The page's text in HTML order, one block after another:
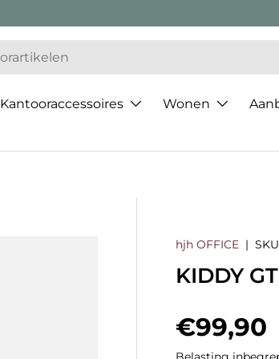
Kantooraccessoires Wonen
hjh OFFICE |
KIDDY
€99,90